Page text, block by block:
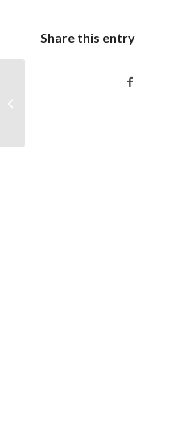
Share this entry
Kuliah Pakar Advance